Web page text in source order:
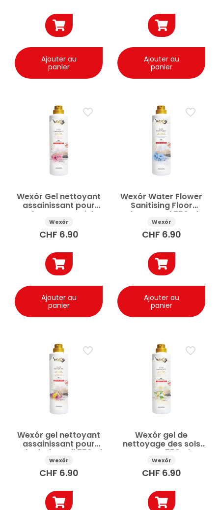
Ajouter au
panier
Ajouter au
panier
Wexór Gel nettoyant
assainissant pour
sols Harmony Pink
750ml
Wexór
CHF 6.90
Ajouter au
panier
Wexór Water Flower
Sanitising Floor
Cleaner Gel 750ml
Wexór
CHF 6.90
Ajouter au
panier
Wexór gel nettoyant
assainissant pour
sols Fiori Brasil 750ml
Wexór
CHF 6.90
Wexór gel de
nettoyage des sols
Zagara 750ml
Wexór
CHF 6.90